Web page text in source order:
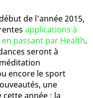
de l'année 2015,
applications à
en passant par Health.
seront à
encore le sport
une
année : la